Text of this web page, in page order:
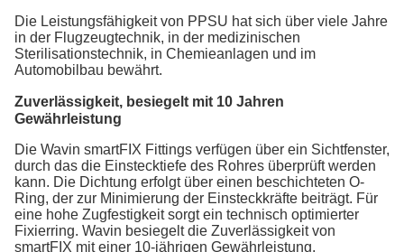
Die Leistungsfähigkeit von PPSU hat sich über viele Jahre
in der Flugzeugtechnik, in der medizinischen
Sterilisationstechnik, in Chemieanlagen und im
Automobilbau bewährt.
Zuverlässigkeit, besiegelt mit 10 Jahren
Gewährleistung
Die Wavin smartFIX Fittings verfügen über ein Sichtfenster,
durch das die Einstecktiefe des Rohres überprüft werden
kann. Die Dichtung erfolgt über einen beschichteten O-
Ring, der zur Minimierung der Einsteckkräfte beiträgt. Für
eine hohe Zugfestigkeit sorgt ein technisch optimierter
Fixierring. Wavin besiegelt die Zuverlässigkeit von
smartFIX mit einer 10-jährigen Gewährleistung.